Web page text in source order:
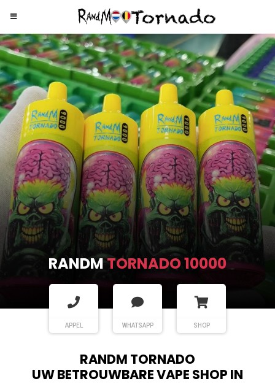
RANDMTORNADO 9000
APPEL WHATSAPP SHOP
RANDM TORNADO
UW BETROUWBARE VAPE SHOP IN